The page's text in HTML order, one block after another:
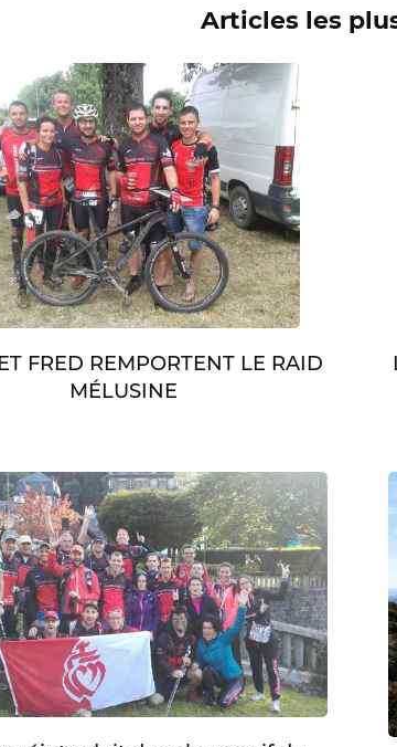
Articles les
FRED REMPORTENT LE RAID
MÉLUSINE